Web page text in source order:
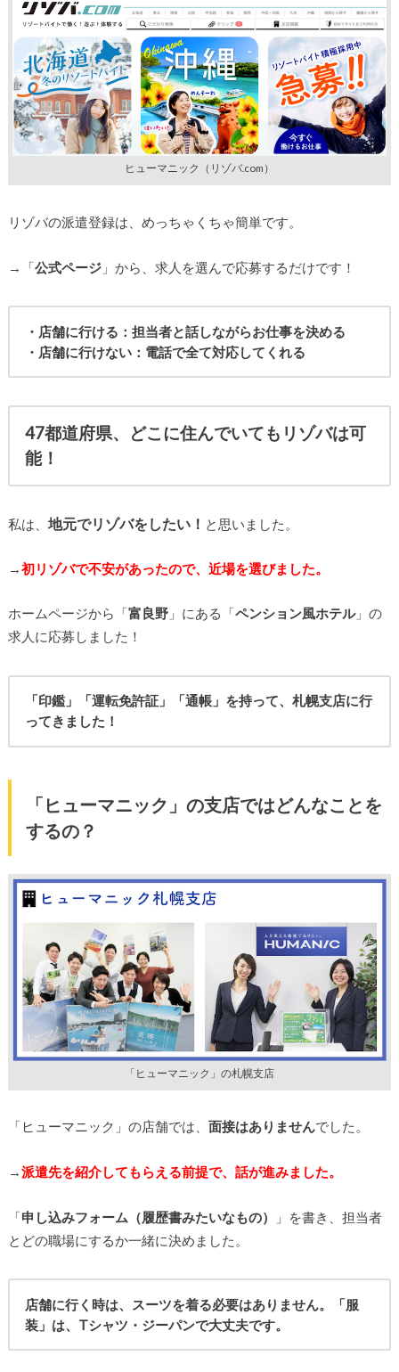
ヒューマニック（リゾバ.com）
リゾバの派遣登録は、めっちゃくちゃ簡単です。
→「公式ページ」から、求人を選んで応募するだけです！
・店舗に行ける：担当者と話しながらお仕事を決める
・店舗に行けない：電話で全て対応してくれる
47都道府県、どこに住んでいてもリゾバは可
能！
私は、 地元でリゾバをしたい！ と思いました。
→初リゾバで不安があったので、近場を選びました。
ホームページから「富良野」にある「ペンション風ホテル」の
求人に応募しました！
「印鑑」「運転免許証」「通帳」を持って、札幌支店に行
ってきました！
「ヒューマニック」の支店ではどんなことを
するの？
「ヒューマニック」の札幌支店
「ヒューマニック」の店舗では、 面接はありませんでした。
→派遣先を紹介してもらえる前提で、話が進みました。
「申し込みフォーム（履歴書みたいなもの）
」を書き、担当者
とどの職場にするか一緒に決めました。
店舗に行く時は、スーツを着る必要はありません。「服
装」は、Tシャツ・ジーパンで大丈夫です。